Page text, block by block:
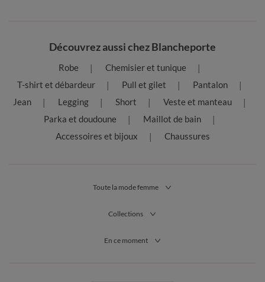
Découvrez aussi chez Blancheporte
Robe
Chemisier et tunique
T-shirt et débardeur
Pull et gilet
Pantalon
Jean
Legging Short
Veste et manteau
Parka et doudoune
Maillot de bain
Accessoires et bijoux
Chaussures
Toute la mode femme
Collections
En ce moment